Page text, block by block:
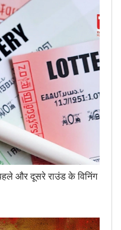
पहले और दूसरे राउंड के विनिंग